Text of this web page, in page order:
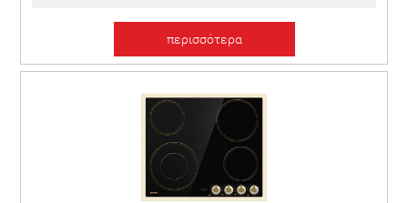
περισσότερα